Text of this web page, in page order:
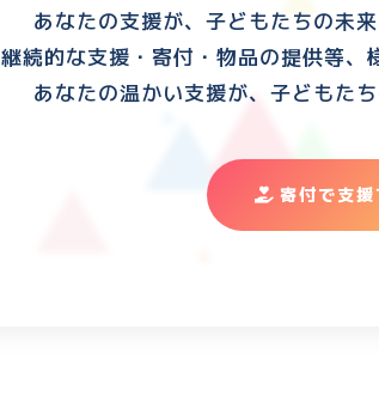
あなたの支援が、子どもたちの未
継続的な支援・寄付・物品の提供等、
あなたの温かい支援が、子どもた
寄付で支援